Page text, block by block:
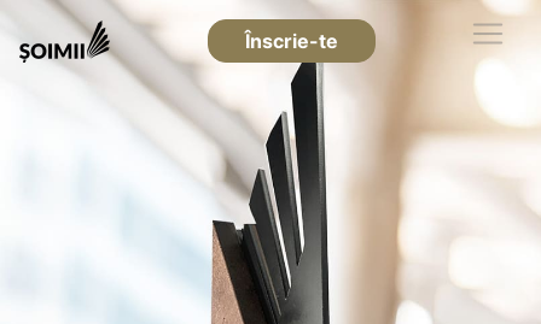
Înscrie-te